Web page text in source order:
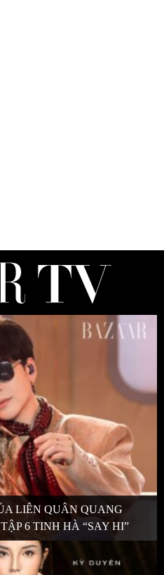
LIÊN QUÂN QUANG
6 TINH HÀ “SAY HI”